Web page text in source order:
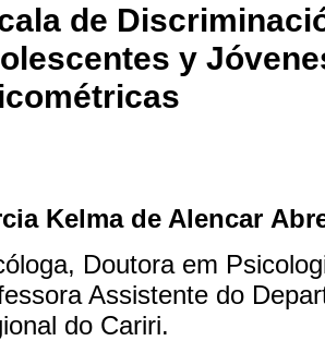
de
y
Kelma de Alencar
Doutora em
Assistente do
do Cariri.